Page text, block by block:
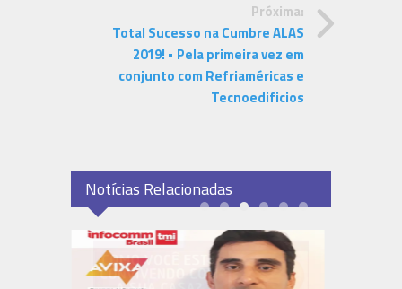
Próxima:
Total Sucesso na Cumbre ALAS
2019! • Pela primeira vez em
conjunto com Refriaméricas e
Tecnoedificios
Notícias Relacionadas